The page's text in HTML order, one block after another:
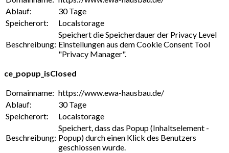
Ablauf:
30 Tage
Speicherort:
Localstorage
Beschreibung:
Speichert die Speicherdauer der Privacy Level
Einstellungen aus dem Cookie Consent Tool
"Privacy Manager".
ce_popup_isClosed
Domainname: https://www.ewa-hausbau.de/
Ablauf:
30 Tage
Speicherort:
Localstorage
Beschreibung:
Speichert, dass das Popup (Inhaltselement -
Popup) durch einen Klick des Benutzers
geschlossen wurde.